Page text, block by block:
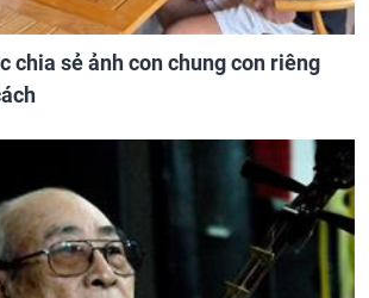
chia sẻ ảnh con chung con riêng